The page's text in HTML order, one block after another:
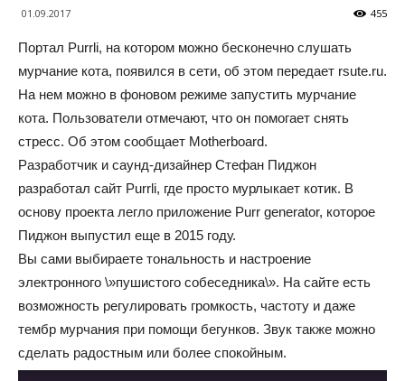
01.09.2017 455
Портал Purrli, на котором можно бесконечно слушать
мурчание кота, появился в сети, об этом передает rsute.ru.
На нем можно в фоновом режиме запустить мурчание
кота. Пользователи отмечают, что он помогает снять
стресс. Об этом сообщает Motherboard.
Разработчик и саунд-дизайнер Стефан Пиджон
разработал сайт Purrli, где просто мурлыкает котик. В
основу проекта легло приложение Purr generator, которое
Пиджон выпустил еще в 2015 году.
Вы сами выбираете тональность и настроение
электронного \»пушистого собеседника\». На сайте есть
возможность регулировать громкость, частоту и даже
тембр мурчания при помощи бегунков. Звук также можно
сделать радостным или более спокойным.